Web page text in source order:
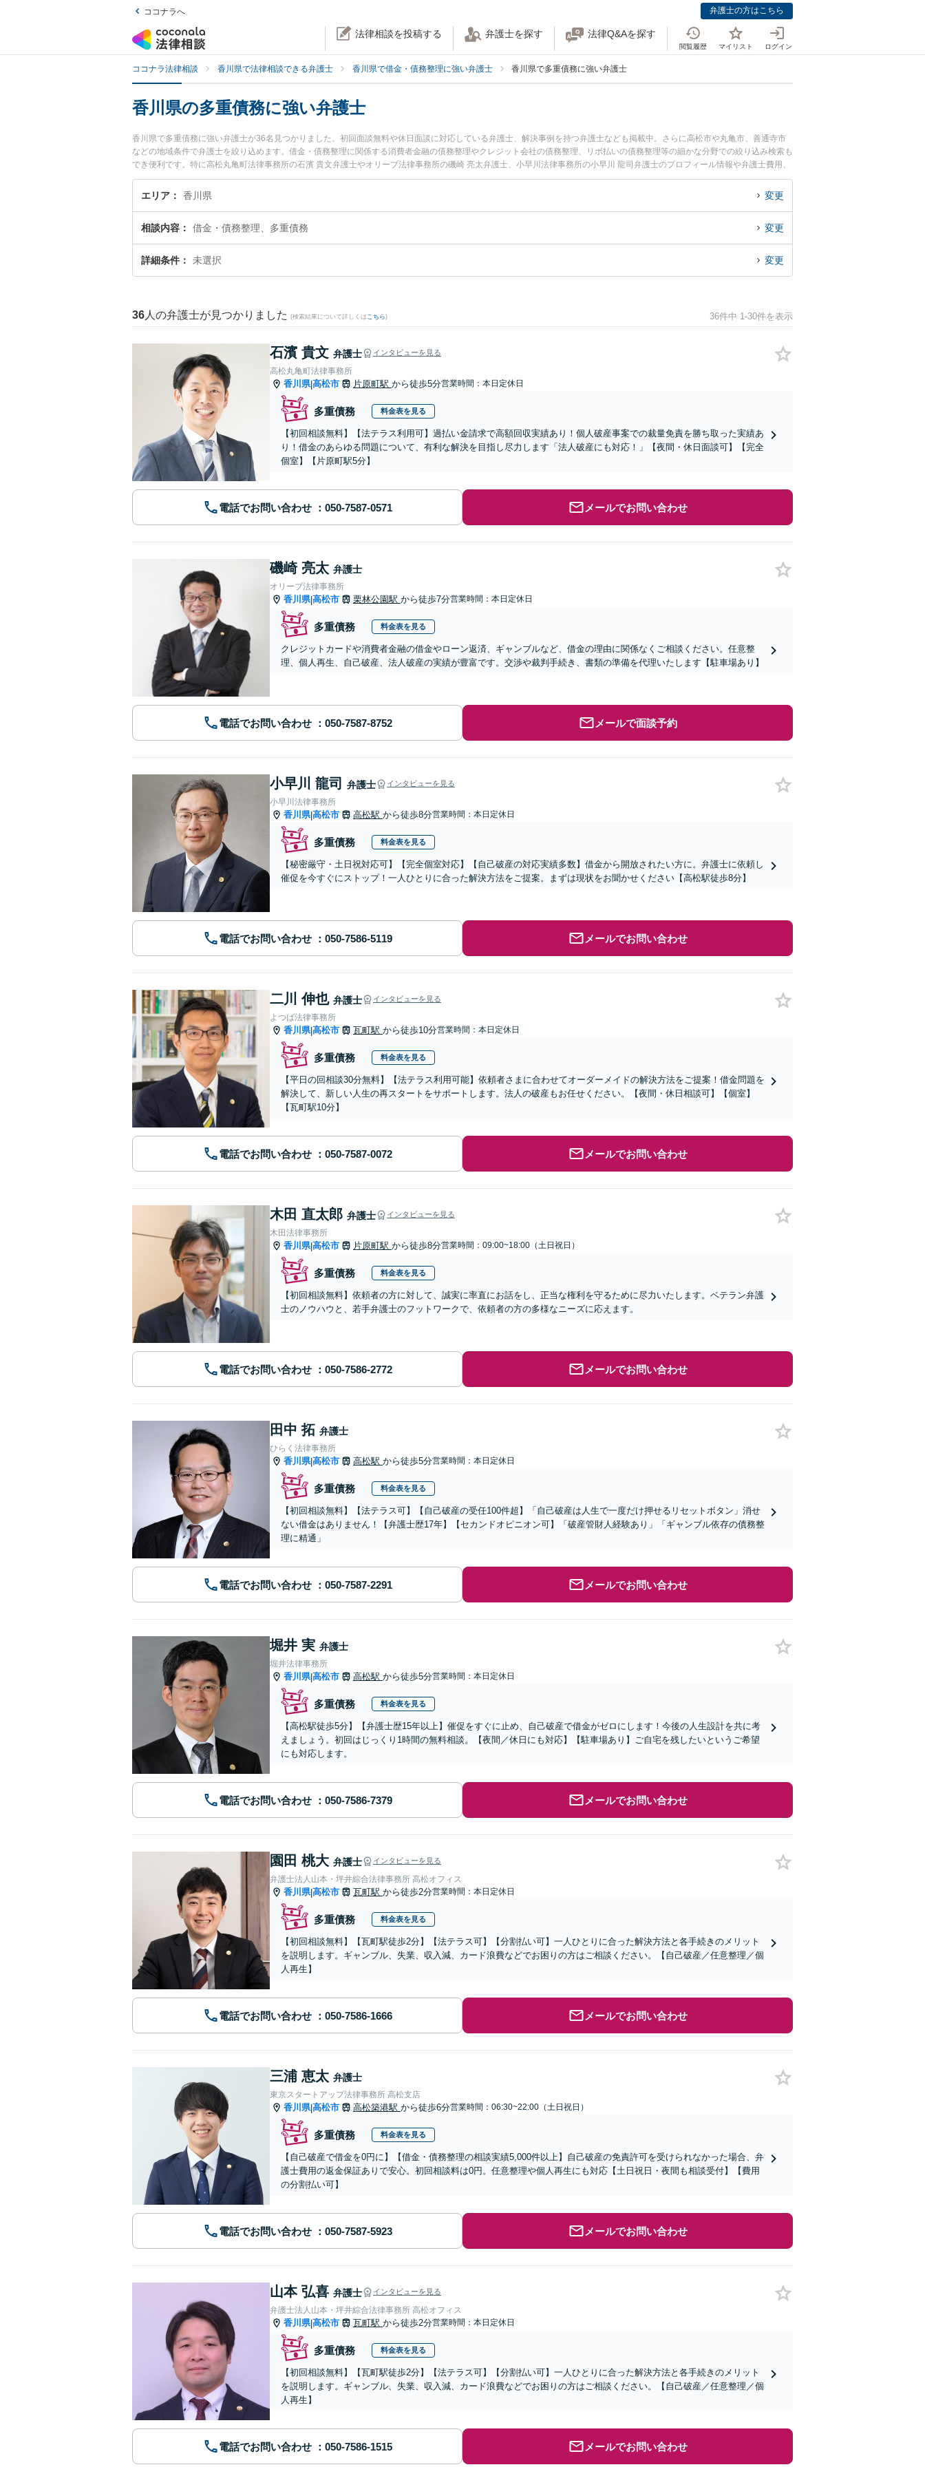
ココナラへ 弁護士の方はこちら
法律相談を投稿する 弁護士を探す 法律Q&Aを探す
閲覧履歴 マイリスト ログイン
ココナラ法律相談 香川県で法律相談できる弁護士 香川県で借金・債務整理に強い弁護士 香川県で多重債務に強い弁護士
香川県の多重債務に強い弁護士
香川県で多重債務に強い弁護士が36名見つかりました。初回面談無料や休日面談に対応している弁護士、解決事例を持つ弁護士なども掲載中。さらに高松市や丸亀市、善通寺市
などの地域条件で弁護士を絞り込めます。借金・債務整理に関係する消費者金融の債務整理やクレジット会社の債務整理、リボ払いの債務整理等の細かな分野での絞り込み検索も
でき便利です。特に高松丸亀町法律事務所の石濱 貴文弁護士やオリーブ法律事務所の磯崎 亮太弁護士、小早川法律事務所の小早川 龍司弁護士のプロフィール情報や弁護士費用、
強みなどが注目されています。『香川県で土日や夜間に発生した多重債務のトラブルを今すぐに弁護士に相談したい』『多重債務のトラブル解決の実績豊富な近くの弁護士を検索
したい』『初回相談無料で多重債務を法律相談できる香川県内の弁護士に相談予約したい』などでお困りの相談者さんにおすすめです。
エリア 香川県 変更
相談内容 借金・債務整理、多重債務 変更
詳細条件 未選択 変更
36 人の弁護士が見つかりました (検索結果について詳しくは こちら) 36件中 1-30件を表示
石濱 貴文 弁護士 インタビューを見る
高松丸亀町法律事務所
香川県|高松市 片原町駅 から徒歩5分営業時間：本日定休日
多重債務 料金表を見る
【初回相談無料】【法テラス利用可】過払い金請求で高額回収実績あり！個人破産事案での裁量免責を勝ち取った実績あ
り！借金のあらゆる問題について、有利な解決を目指し尽力します「法人破産にも対応！」【夜間・休日面談可】【完全
個室】【片原町駅5分】
電話でお問い合わせ メールでお問い合わせ
磯崎 亮太 弁護士
オリーブ法律事務所
香川県|高松市 栗林公園駅 から徒歩7分営業時間：本日定休日
多重債務 料金表を見る
クレジットカードや消費者金融の借金やローン返済、ギャンブルなど、借金の理由に関係なくご相談ください。任意整
理、個人再生、自己破産、法人破産の実績が豊富です。交渉や裁判手続き、書類の準備を代理いたします【駐車場あり】
電話でお問い合わせ メールで面談予約
小早川 龍司 弁護士 インタビューを見る
小早川法律事務所
香川県|高松市 高松駅 から徒歩8分営業時間：本日定休日
多重債務 料金表を見る
【秘密厳守・土日祝対応可】【完全個室対応】【自己破産の対応実績多数】借金から開放されたい方に。弁護士に依頼し
催促を今すぐにストップ！一人ひとりに合った解決方法をご提案。まずは現状をお聞かせください【高松駅徒歩8分】
電話でお問い合わせ メールでお問い合わせ
二川 伸也 弁護士 インタビューを見る
よつば法律事務所
香川県|高松市 瓦町駅 から徒歩10分営業時間：本日定休日
多重債務 料金表を見る
【平日の回相談30分無料】【法テラス利用可能】依頼者さまに合わせてオーダーメイドの解決方法をご提案！借金問題を
解決して、新しい人生の再スタートをサポートします。法人の破産もお任せください。【夜間・休日相談可】【個室】
【瓦町駅10分】
電話でお問い合わせ メールでお問い合わせ
木田 直太郎 弁護士 インタビューを見る
木田法律事務所
香川県|高松市 片原町駅 から徒歩8分営業時間：09:00~18:00（土日祝日）
多重債務 料金表を見る
【初回相談無料】依頼者の方に対して、誠実に率直にお話をし、正当な権利を守るために尽力いたします。ベテラン弁護
士のノウハウと、若手弁護士のフットワークで、依頼者の方の多様なニーズに応えます。
電話でお問い合わせ メールでお問い合わせ
田中 拓 弁護士
ひらく法律事務所
香川県|高松市 高松駅 から徒歩5分営業時間：本日定休日
多重債務 料金表を見る
【初回相談無料】【法テラス可】【自己破産の受任100件超】「自己破産は人生で一度だけ押せるリセットボタン」消せ
ない借金はありません！【弁護士歴17年】【セカンドオピニオン可】「破産管財人経験あり」「ギャンブル依存の債務整
理に精通」
電話でお問い合わせ メールでお問い合わせ
堀井 実 弁護士
堀井法律事務所
香川県|高松市 高松駅 から徒歩5分営業時間：本日定休日
多重債務 料金表を見る
【高松駅徒歩5分】【弁護士歴15年以上】催促をすぐに止め、自己破産で借金がゼロにします！今後の人生設計を共に考
えましょう。初回はじっくり1時間の無料相談。【夜間／休日にも対応】【駐車場あり】ご自宅を残したいというご希望
にも対応します。
電話でお問い合わせ メールでお問い合わせ
園田 桃大 弁護士 インタビューを見る
弁護士法人山本・坪井綜合法律事務所 高松オフィス
香川県|高松市 瓦町駅 から徒歩2分営業時間：本日定休日
多重債務 料金表を見る
【初回相談無料】【瓦町駅徒歩2分】【法テラス可】【分割払い可】一人ひとりに合った解決方法と各手続きのメリット
を説明します。ギャンブル、失業、収入減、カード浪費などでお困りの方はご相談ください。【自己破産／任意整理／個
人再生】
電話でお問い合わせ メールでお問い合わせ
三浦 恵太 弁護士
東京スタートアップ法律事務所 高松支店
香川県|高松市 高松築港駅 から徒歩6分営業時間：06:30~22:00（土日祝日）
多重債務 料金表を見る
【自己破産で借金を0円に】【借金・債務整理の相談実績5,000件以上】自己破産の免責許可を受けられなかった場合、弁
護士費用の返金保証ありで安心。初回相談料は0円。任意整理や個人再生にも対応【土日祝日・夜間も相談受付】【費用
の分割払い可】
電話でお問い合わせ メールでお問い合わせ
山本 弘喜 弁護士 インタビューを見る
弁護士法人山本・坪井綜合法律事務所 高松オフィス
香川県|高松市 瓦町駅 から徒歩2分営業時間：本日定休日
多重債務 料金表を見る
【初回相談無料】【瓦町駅徒歩2分】【法テラス可】【分割払い可】一人ひとりに合った解決方法と各手続きのメリット
を説明します。ギャンブル、失業、収入減、カード浪費などでお困りの方はご相談ください。【自己破産／任意整理／個
人再生】
電話でお問い合わせ メールでお問い合わせ